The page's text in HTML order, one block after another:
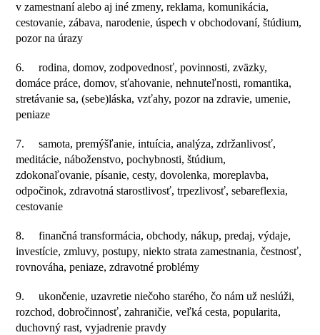
v zamestnaní alebo aj iné zmeny, reklama, komunikácia,
cestovanie, zábava, narodenie, úspech v obchodovaní, štúdium,
pozor na úrazy
6. rodina, domov, zodpovednosť, povinnosti, zväzky,
domáce práce, domov, sťahovanie, nehnuteľnosti, romantika,
stretávanie sa, (sebe)láska, vzťahy, pozor na zdravie, umenie,
peniaze
7. samota, premýšľanie, intuícia, analýza, zdržanlivosť,
meditácie, náboženstvo, pochybnosti, štúdium,
zdokonaľovanie, písanie, cesty, dovolenka, moreplavba,
odpočinok, zdravotná starostlivosť, trpezlivosť, sebareflexia,
cestovanie
8. finančná transformácia, obchody, nákup, predaj, výdaje,
investície, zmluvy, postupy, niekto strata zamestnania, čestnosť,
rovnováha, peniaze, zdravotné problémy
9. ukončenie, uzavretie niečoho starého, čo nám už neslúži,
rozchod, dobročinnosť, zahraničie, veľká cesta, popularita,
duchovný rast, vyjadrenie pravdy